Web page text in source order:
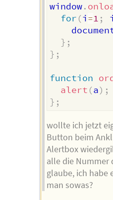
window.
for (i=1 ; i
} ;
} ;
function
alert (a) ;
} ;
wollte ich jetzt
Button beim
Alertbox
alle die Nummer
glaube, ich habe
man sowas?